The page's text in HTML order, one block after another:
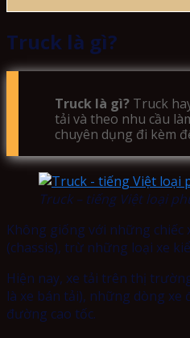
Truck là gì?
Truck là gì? Truck
tải và theo nhu cầu
chuyên dụng đi kèm
Truck – tiếng Việt loại
Không giống với những
(chassis), trừ những loại xe
Hiện nay, xe tải trên thị
là xe bán tải), những dòng
đường cao tốc.